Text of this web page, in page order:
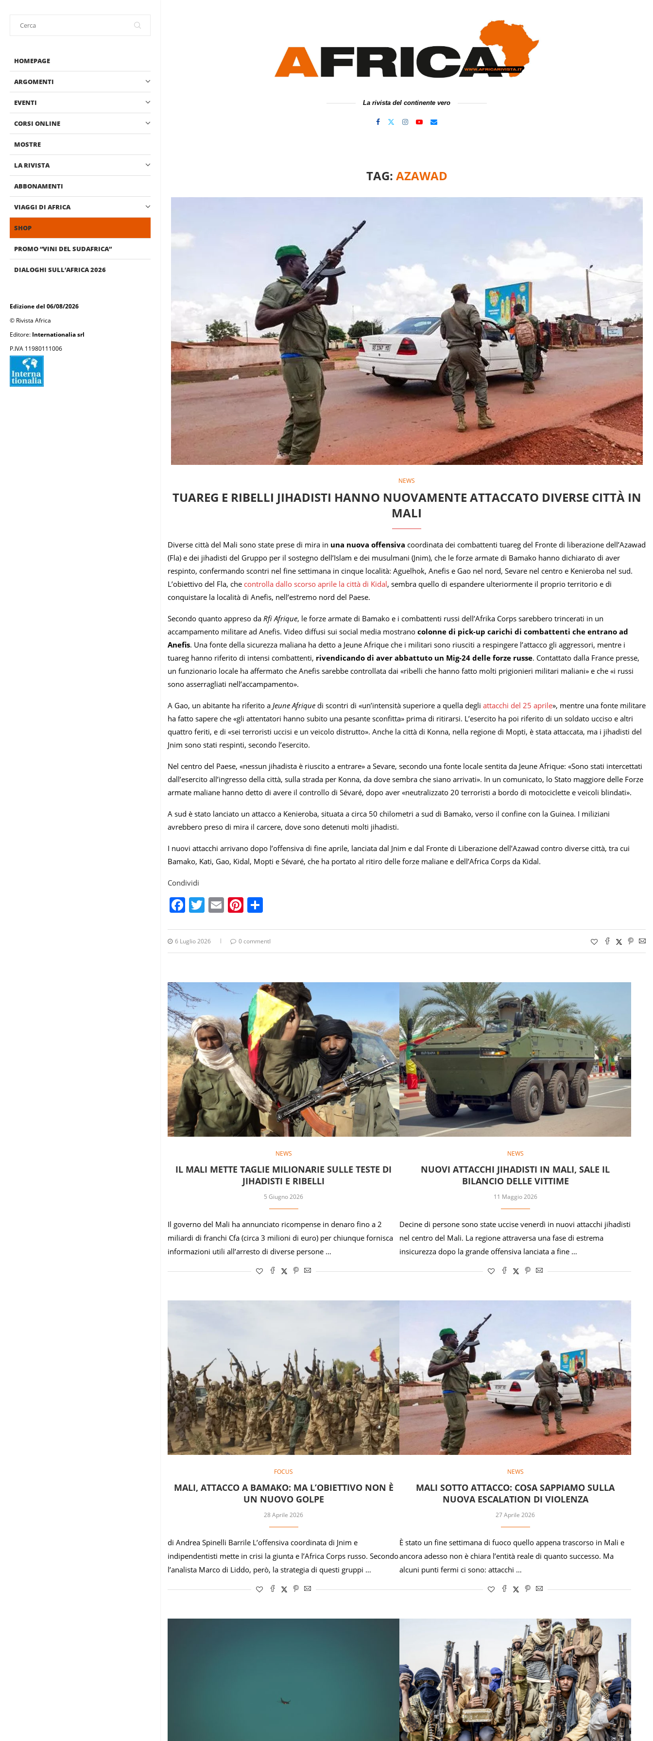
HOMEPAGE
ARGOMENTI
EVENTI
CORSI ONLINE
MOSTRE
LA RIVISTA
ABBONAMENTI
VIAGGI DI AFRICA
SHOP
PROMO “VINI DEL SUDAFRICA”
DIALOGHI SULL’AFRICA 2026
Edizione del 06/08/2026
© Rivista Africa
Editore: Internationalia srl
P.IVA 11980111006
La rivista del continente vero
TAG: AZAWAD
NEWS
TUAREG E RIBELLI JIHADISTI HANNO NUOVAMENTE ATTACCATO DIVERSE CITTÀ IN
MALI
Diverse città del Mali sono state prese di mira in una nuova offensiva coordinata dei combattenti tuareg del Fronte di liberazione dell’Azawad
(Fla) e dei jihadisti del Gruppo per il sostegno dell’Islam e dei musulmani (Jnim), che le forze armate di Bamako hanno dichiarato di aver
respinto, confermando scontri nel fine settimana in cinque località: Aguelhok, Anefis e Gao nel nord, Sevare nel centro e Kenieroba nel sud.
L’obiettivo del Fla, che controlla dallo scorso aprile la città di Kidal, sembra quello di espandere ulteriormente il proprio territorio e di
conquistare la località di Anefis, nell’estremo nord del Paese.
Secondo quanto appreso da Rfi Afrique, le forze armate di Bamako e i combattenti russi dell’Afrika Corps sarebbero trincerati in un
accampamento militare ad Anefis. Video diffusi sui social media mostrano colonne di pick-up carichi di combattenti che entrano ad
Anefis. Una fonte della sicurezza maliana ha detto a Jeune Afrique che i militari sono riusciti a respingere l’attacco gli aggressori, mentre i
tuareg hanno riferito di intensi combattenti, rivendicando di aver abbattuto un Mig-24 delle forze russe. Contattato dalla France presse,
un funzionario locale ha affermato che Anefis sarebbe controllata dai «ribelli che hanno fatto molti prigionieri militari maliani» e che «i russi
sono asserragliati nell’accampamento».
A Gao, un abitante ha riferito a Jeune Afrique di scontri di «un’intensità superiore a quella degli attacchi del 25 aprile», mentre una fonte militare
ha fatto sapere che «gli attentatori hanno subito una pesante sconfitta» prima di ritirarsi. L’esercito ha poi riferito di un soldato ucciso e altri
quattro feriti, e di «sei terroristi uccisi e un veicolo distrutto». Anche la città di Konna, nella regione di Mopti, è stata attaccata, ma i jihadisti del
Jnim sono stati respinti, secondo l’esercito.
Nel centro del Paese, «nessun jihadista è riuscito a entrare» a Sevare, secondo una fonte locale sentita da Jeune Afrique: «Sono stati intercettati
dall’esercito all’ingresso della città, sulla strada per Konna, da dove sembra che siano arrivati». In un comunicato, lo Stato maggiore delle Forze
armate maliane hanno detto di avere il controllo di Sévaré, dopo aver «neutralizzato 20 terroristi a bordo di motociclette e veicoli blindati».
A sud è stato lanciato un attacco a Kenieroba, situata a circa 50 chilometri a sud di Bamako, verso il confine con la Guinea. I miliziani
avrebbero preso di mira il carcere, dove sono detenuti molti jihadisti.
I nuovi attacchi arrivano dopo l’offensiva di fine aprile, lanciata dal Jnim e dal Fronte di Liberazione dell’Azawad contro diverse città, tra cui
Bamako, Kati, Gao, Kidal, Mopti e Sévaré, che ha portato al ritiro delle forze maliane e dell’Africa Corps da Kidal.
Condividi
Facebook
Twitter
EmailPinterest
6 Luglio 2026 0 commentI
NEWS
IL MALI METTE TAGLIE MILIONARIE SULLE TESTE DI
JIHADISTI E RIBELLI
5 Giugno 2026
Il governo del Mali ha annunciato ricompense in denaro fino a 2
miliardi di franchi Cfa (circa 3 milioni di euro) per chiunque fornisca
informazioni utili all’arresto di diverse persone …
NEWS
NUOVI ATTACCHI JIHADISTI IN MALI, SALE IL
BILANCIO DELLE VITTIME
11 Maggio 2026
Decine di persone sono state uccise venerdì in nuovi attacchi jihadisti
nel centro del Mali. La regione attraversa una fase di estrema
insicurezza dopo la grande offensiva lanciata a fine …
FOCUS
MALI, ATTACCO A BAMAKO: MA L’OBIETTIVO NON È
UN NUOVO GOLPE
28 Aprile 2026
di Andrea Spinelli Barrile L’offensiva coordinata di Jnim e
indipendentisti mette in crisi la giunta e l’Africa Corps russo. Secondo
l’analista Marco di Liddo, però, la strategia di questi gruppi …
NEWS
MALI SOTTO ATTACCO: COSA SAPPIAMO SULLA
NUOVA ESCALATION DI VIOLENZA
27 Aprile 2026
È stato un fine settimana di fuoco quello appena trascorso in Mali e
ancora adesso non è chiara l’entità reale di quanto successo. Ma
alcuni punti fermi ci sono: attacchi …